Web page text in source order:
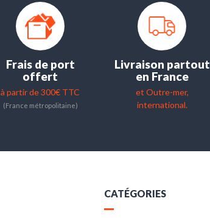
Frais de port
offert
à partir de 300€ TTC
(France métropolitaine)
Livraison partout
en France
et Outre-mer,
international.
CATÉGORIES